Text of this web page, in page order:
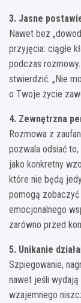
3. Jasne
Nawet bez
przyjęcia: ciągłe
podczas
stwierdzić: „Nie
o Twoje życie
4. Zewnętrzna
Rozmowa z
pozwala odsiać
jako konkretny
które nie będą
pomogą zobaczyć
emocjonalnego
zarówno przed
5. Unikanie
Szpiegowanie,
nawet jeśli
wzajemnego